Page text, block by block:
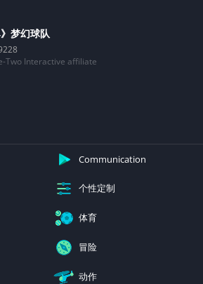
梦幻球队
Two Interactive affiliate
Communication
个性定制
体育
冒险
动作